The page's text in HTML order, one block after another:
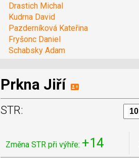
Drastich Michal
Kudrna David
Pazderníková Kateřina
Fryšonc Daniel
Schabsky Adam
Prkna Jiří
STR:
Změna STR při výhře: +14